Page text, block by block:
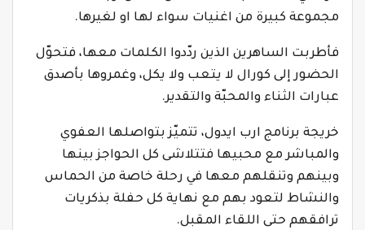
مجموعة كبيرة من اغنيات سواء لها او لغيرها.
فأطربت الساهرين الذين ردّدوا الكلمات معها، فتحوّل
الحضور إلى كورال لا يتعب ولا يكل، وغمروها بأصدق
عبارات الثناء والمحبّة والتقدير.
خريجة برنامج ارب ايدول، تتميّز بتواصلها العفوي
والمباشر مع محبيها فتتلاشى كل الحواجز بينها
وبينهم وتنقلهم معها في رحلة خاصة من الحماس
والنشاط لتعود بهم مع نهاية كل حفلة بذكريات
ترافقهم حتى اللقاء المقبل.